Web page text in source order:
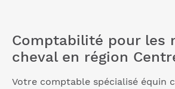
Comptabilité pour les
cheval en région
Votre comptable spécialisé équin